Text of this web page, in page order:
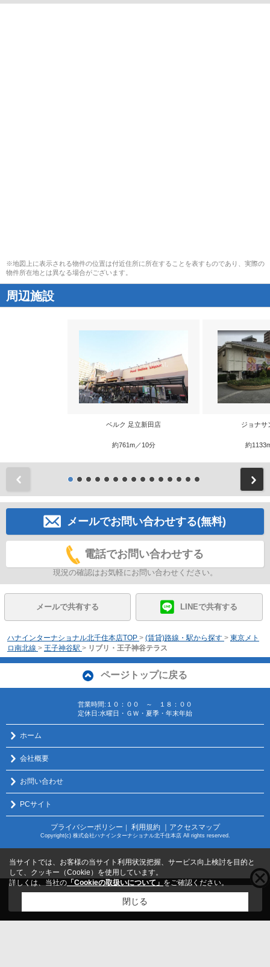
※地図上に表示される物件の位置は付近住所に所在することを表すものであり、実際の
物件所在地とは異なる場合がございます。
周辺施設
ベルク 足立新田店
約761m／10分
ジョナサ
約
メールでお問い合わせする(無料)
電話でお問い合わせする
現況の確認はお気軽にお問い合わせください。
メールで共有する LINEで共有する
ハナインターナショナル北千住本店TOP > (賃貸)路線・駅から探す > 東京メト
ロ南北線 > 王子神谷駅 > リブリ・王子神谷テラス
ページトップに戻る
営業時間:１０：００ ～ １８：００
定休日:水曜日・ＧＷ・夏季・年末年始
ホーム
会社概要
お問い合わせ
PCサイト
プライバシーポリシー ｜ 利用規約 ｜アクセスマップ
Copyright(c) 株式会社ハナインターナショナル北千住本店 All rights reserved.
こちらの物件をご覧の方にお勧めな物件
当サイトでは、お客様の当サイト利用状況把握、サービス向上検討を目的と
して、クッキー（Cookie）を使用しています。
詳しくは、当社の 「Cookieの取扱いについて」 をご確認ください。
閉じる